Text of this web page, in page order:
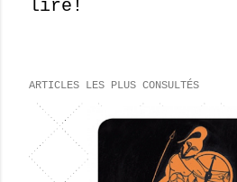
E
g
t
lire!
ARTICLES LES PLUS CONSULTÉS